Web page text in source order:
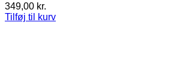
349,00 kr.
Tilføj til kurv